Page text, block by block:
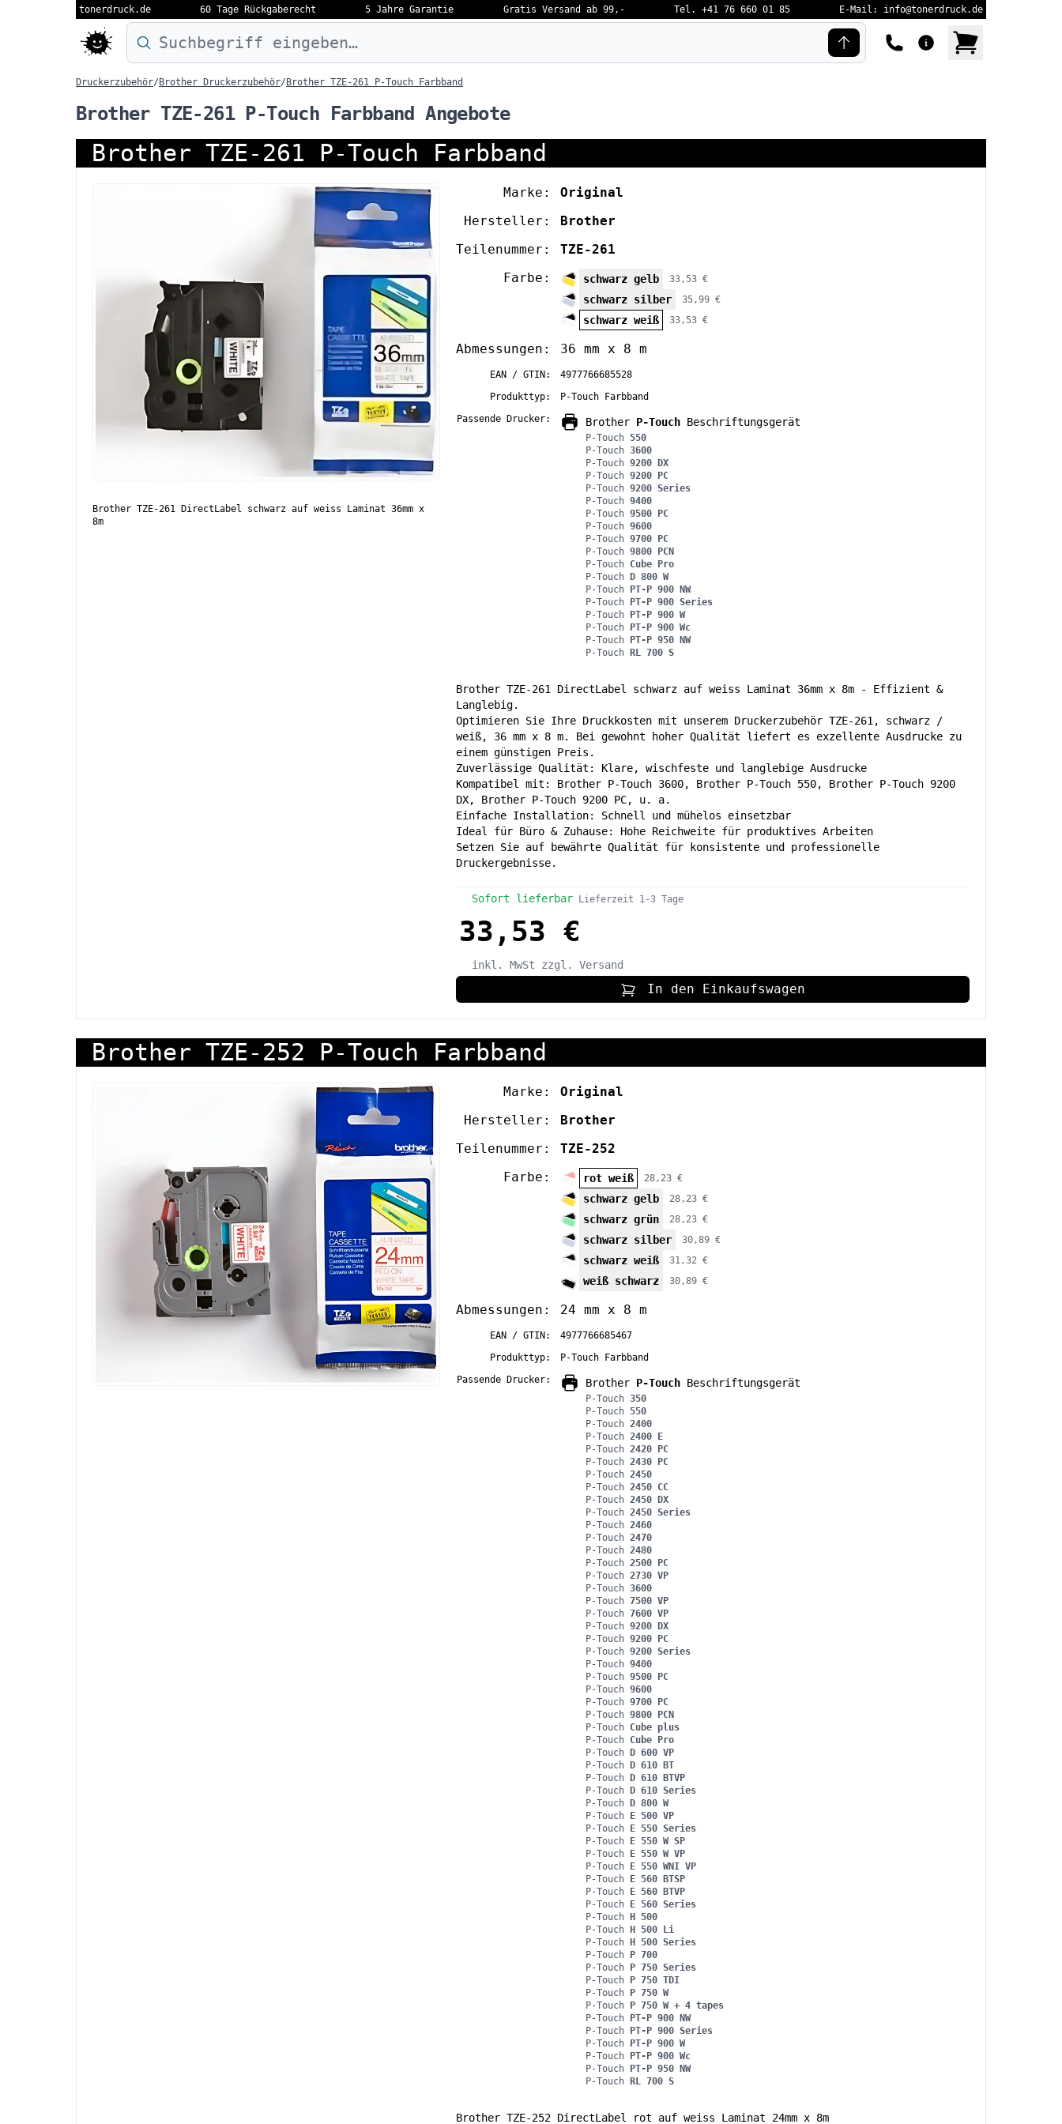
tonerdruck.de 60 Tage Rückgaberecht 5 Jahre Garantie Gratis Versand ab 99,- Tel. +41 76 660 01 85 E-Mail: info@tonerdruck.de
Druckermodell oder Produktnamen eingeben…
Druckerzubehör/ Brother Druckerzubehör/ Brother TZE-261 P-Touch Farbband
Brother TZE-261 P-Touch Farbband Angebote
Brother TZE-261 P-Touch Farbband
Brother TZE-261 DirectLabel schwarz auf weiss Laminat 36mm x
8m
Marke:
Original
Hersteller:
Brother
Teilenummer:
TZE-261
Farbe:
schwarz gelb 33,53 €
schwarz silber 35,99 €
schwarz weiß 33,53 €
Abmessungen: 36 mm x 8 m
EAN / GTIN:
4977766685528
Produkttyp:
P-Touch Farbband
Passende Drucker:
Brother P-Touch Beschriftungsgerät
P-Touch 550
P-Touch 3600
P-Touch 9200 DX
P-Touch 9200 PC
P-Touch 9200 Series
P-Touch 9400
P-Touch 9500 PC
P-Touch 9600
P-Touch 9700 PC
P-Touch 9800 PCN
P-Touch Cube Pro
P-Touch D 800 W
P-Touch PT-P 900 NW
P-Touch PT-P 900 Series
P-Touch PT-P 900 W
P-Touch PT-P 900 Wc
P-Touch PT-P 950 NW
P-Touch RL 700 S
Brother TZE-261 DirectLabel schwarz auf weiss Laminat 36mm x 8m - Effizient &
Langlebig.
Optimieren Sie Ihre Druckkosten mit unserem Druckerzubehör TZE-261, schwarz /
weiß, 36 mm x 8 m. Bei gewohnt hoher Qualität liefert es exzellente Ausdrucke zu
einem günstigen Preis.
Zuverlässige Qualität: Klare, wischfeste und langlebige Ausdrucke
Kompatibel mit: Brother P-Touch 3600, Brother P-Touch 550, Brother P-Touch 9200
DX, Brother P-Touch 9200 PC, u. a.
Einfache Installation: Schnell und mühelos einsetzbar
Ideal für Büro & Zuhause: Hohe Reichweite für produktives Arbeiten
Setzen Sie auf bewährte Qualität für konsistente und professionelle
Druckergebnisse.
Sofort lieferbar Lieferzeit 1-3 Tage
33,53 €
inkl. MwSt zzgl. Versand
In den Einkaufswagen
Brother TZE-252 P-Touch Farbband
Marke:
Original
Hersteller:
Brother
Teilenummer:
TZE-252
Farbe:
rot weiß 28,23 €
schwarz gelb 28,23 €
schwarz grün 28,23 €
schwarz silber 30,89 €
schwarz weiß 31,32 €
weiß schwarz 30,89 €
Abmessungen: 24 mm x 8 m
EAN / GTIN:
4977766685467
Produkttyp:
P-Touch Farbband
Passende Drucker:
Brother P-Touch Beschriftungsgerät
P-Touch 350
P-Touch 550
P-Touch 2400
P-Touch 2400 E
P-Touch 2420 PC
P-Touch 2430 PC
P-Touch 2450
P-Touch 2450 CC
P-Touch 2450 DX
P-Touch 2450 Series
P-Touch 2460
P-Touch 2470
P-Touch 2480
P-Touch 2500 PC
P-Touch 2730 VP
P-Touch 3600
P-Touch 7500 VP
P-Touch 7600 VP
P-Touch 9200 DX
P-Touch 9200 PC
P-Touch 9200 Series
P-Touch 9400
P-Touch 9500 PC
P-Touch 9600
P-Touch 9700 PC
P-Touch 9800 PCN
P-Touch Cube plus
P-Touch Cube Pro
P-Touch D 600 VP
P-Touch D 610 BT
P-Touch D 610 BTVP
P-Touch D 610 Series
P-Touch D 800 W
P-Touch E 500 VP
P-Touch E 550 Series
P-Touch E 550 W SP
P-Touch E 550 W VP
P-Touch E 550 WNI VP
P-Touch E 560 BTSP
P-Touch E 560 BTVP
P-Touch E 560 Series
P-Touch H 500
P-Touch H 500 Li
P-Touch H 500 Series
P-Touch P 700
P-Touch P 750 Series
P-Touch P 750 TDI
P-Touch P 750 W
P-Touch P 750 W + 4 tapes
P-Touch PT-P 900 NW
P-Touch PT-P 900 Series
P-Touch PT-P 900 W
P-Touch PT-P 900 Wc
P-Touch PT-P 950 NW
P-Touch RL 700 S
Brother TZE-252 DirectLabel rot auf weiss Laminat 24mm x 8m